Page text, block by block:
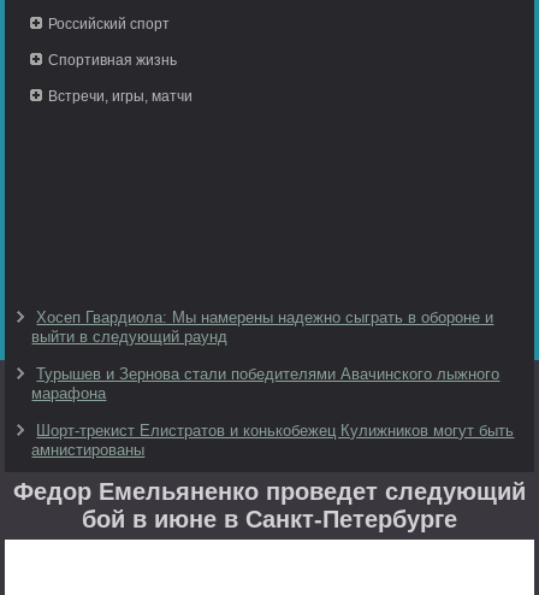
Российский спорт
Спортивная жизнь
Встречи, игры, матчи
Хосеп Гвардиола: Мы намерены надежно сыграть в обороне и
выйти в следующий раунд
Турышев и Зернова стали победителями Авачинского лыжного
марафона
Шорт-трекист Елистратов и конькобежец Кулижников могут быть
амнистированы
Федор Емельяненко проведет следующий
бой в июне в Санкт-Петербурге